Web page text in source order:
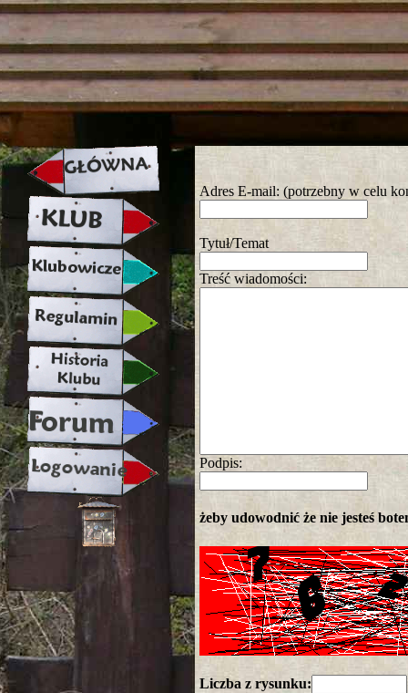
strona w naprawie zapraszamy
Adres E-mail: (potrzebny w celu
Tytuł/Temat
Treść wiadomości:
Podpis:
żeby udowodnić że nie jesteś
Liczba z rysunku: